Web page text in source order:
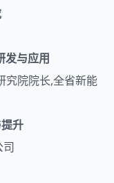
发与应用
究院院长,全省新能
升
司